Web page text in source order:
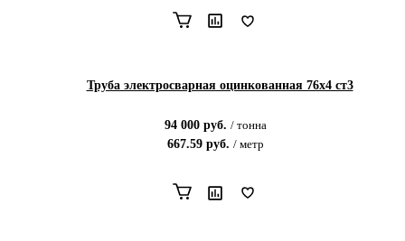
Труба электросварная оцинкованная 76х4 ст3
94 000руб. / тонна
667.59руб. / метр